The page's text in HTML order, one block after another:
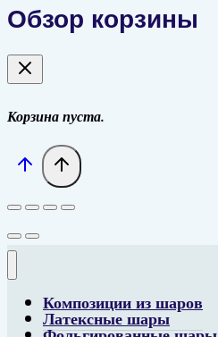
Обзор корзины
Корзина пуста.
Композиции из шаров
Латексные шары